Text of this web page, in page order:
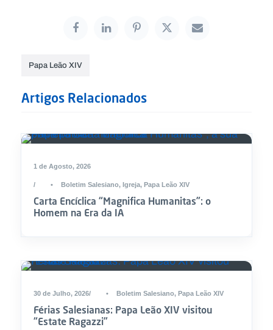
Papa Leão XIV
Artigos Relacionados
1 de Agosto, 2026
• Boletim Salesiano, Igreja, Papa Leão XIV
Carta Encíclica “Magnifica Humanitas”: o
Homem na Era da IA
30 de Julho, 2026 • Boletim Salesiano, Papa Leão XIV
Férias Salesianas: Papa Leão XIV visitou
“Estate Ragazzi”